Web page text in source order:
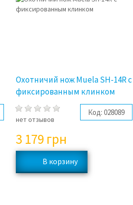
Охотничий нож Muela SH-14R с
фиксированным клинком
нет отзывов
Код: 028089
3 179 грн